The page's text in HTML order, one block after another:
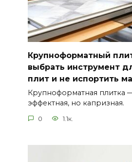
Крупноформатный
выбрать инструмент
плит и не испортить
Крупноформатная плитка
эффектная, но капризная.
0 1.1к.